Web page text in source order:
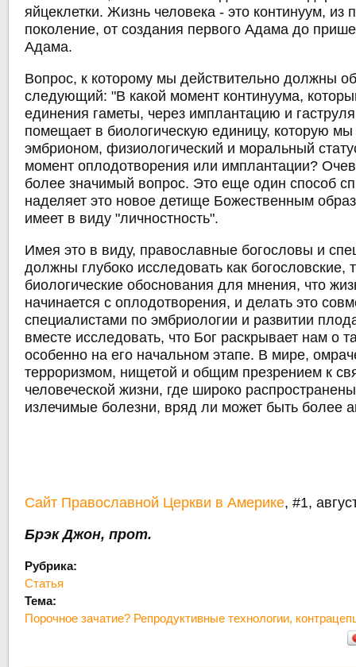
яйцеклетки. Жизнь человека - это континуум, из
поколение, от создания первого Адама до
Адама.
Вопрос, к которому мы действительно должны
следующий: "В какой момент континуума,
единения гаметы, через имплантацию и
помещает в биологическую единицу, которую
эмбрионом, физиологический и моральный
момент оплодотворения или имплантации?
более значимый вопрос. Это еще один способ
наделяет это новое детище Божественным
имеет в виду "личностность".
Имея это в виду, православные богословы и
должны глубоко исследовать как богословские,
биологические обоснования для мнения, что
начинается с оплодотворения, и делать это
специалистами по эмбриологии и развитии
вместе исследовать, что Бог раскрывает нам о
особенно на его начальном этапе. В мире,
терроризмом, нищетой и общим презрением к
человеческой жизни, где широко
излечимые болезни, вряд ли может быть более
Сайт Православной Церкви в Америке, #1,
Брэк Джон, прот.
Рубрика:
Статья
Тема:
Порочное зачатие? Репродуктивные технологии,